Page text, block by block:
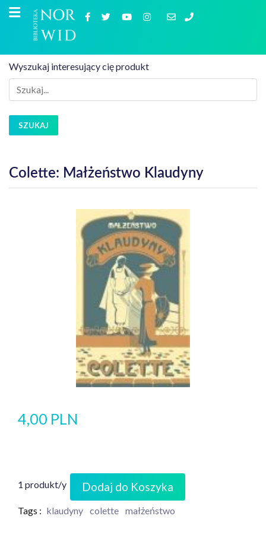
Wyszukaj interesujący cię produkt
SZUKAJ
Colette: Małżeństwo Klaudyny
4,00 PLN
1 produkt/y Dodaj do Koszyka
Tags : klaudyny colette małżeństwo